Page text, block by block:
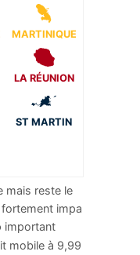
MARTINIQUE
LA RÉUNION
ST MARTIN
mais reste le
...
impa
important
...
mobile à 9,99